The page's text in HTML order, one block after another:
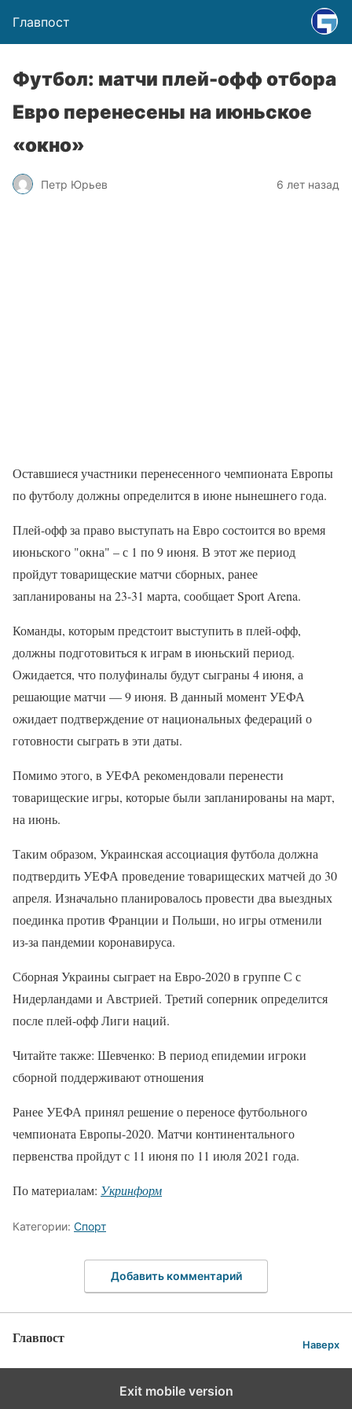
Главпост
Футбол: матчи плей-офф отбора
Евро перенесены на июньское
«окно»
Петр Юрьев 6 лет назад
Оставшиеся участники перенесенного чемпионата Европы
по футболу должны определится в июне нынешнего года.
Плей-офф за право выступать на Евро состоится во время
июньского "окна" – с 1 по 9 июня. В этот же период
пройдут товарищеские матчи сборных, ранее
запланированы на 23-31 марта, сообщает Sport Arena.
Команды, которым предстоит выступить в плей-офф,
должны подготовиться к играм в июньский период.
Ожидается, что полуфиналы будут сыграны 4 июня, а
решающие матчи — 9 июня. В данный момент УЕФА
ожидает подтверждение от национальных федераций о
готовности сыграть в эти даты.
Помимо этого, в УЕФА рекомендовали перенести
товарищеские игры, которые были запланированы на март,
на июнь.
Таким образом, Украинская ассоциация футбола должна
подтвердить УЕФА проведение товарищеских матчей до 30
апреля. Изначально планировалось провести два выездных
поединка против Франции и Польши, но игры отменили
из-за пандемии коронавируса.
Сборная Украины сыграет на Евро-2020 в группе С с
Нидерландами и Австрией. Третий соперник определится
после плей-офф Лиги наций.
Читайте также: Шевченко: В период епидемии игроки
сборной поддерживают отношения
Ранее УЕФА принял решение о переносе футбольного
чемпионата Европы-2020. Матчи континентального
первенства пройдут с 11 июня по 11 июля 2021 года.
По материалам: Укринформ
Категории: Спорт
Добавить комментарий
Главпост Наверх
Exit mobile version